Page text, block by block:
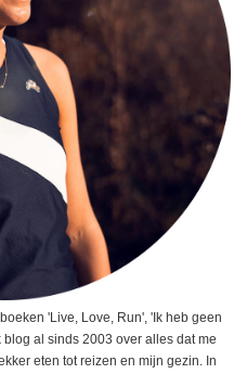
'Live, Love, Run', 'Ik heb geen
al sinds 2003 over alles dat me
eten tot reizen en mijn gezin. In